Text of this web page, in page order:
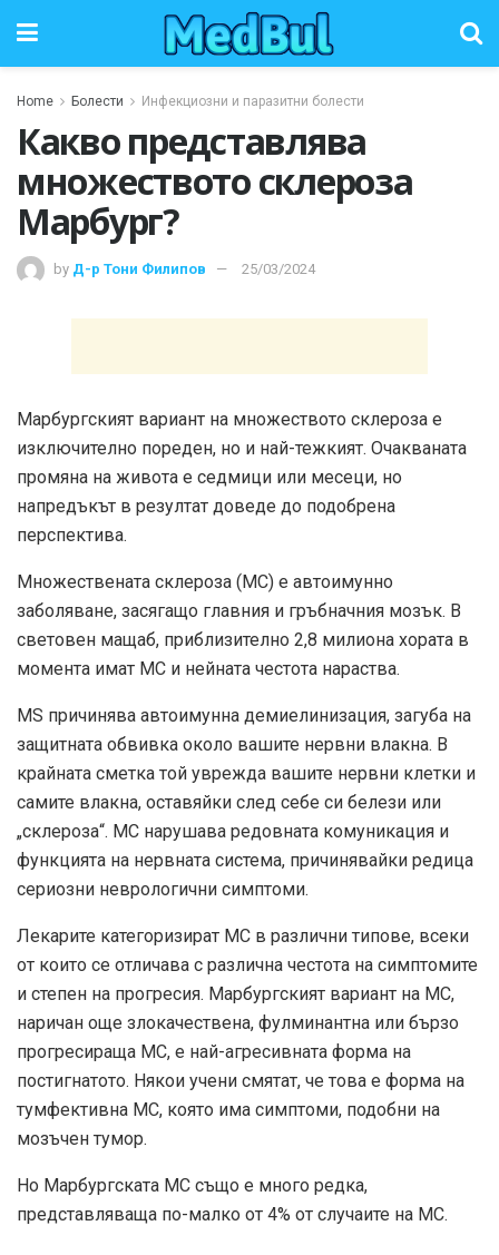
Home Болести Инфекциозни и паразитни болести
Какво представлява
множеството склероза
Марбург?
by Д-р Тони Филипов 25/03/2024
Марбургският вариант на множеството склероза е
изключително пореден, но и най-тежкият. Очакваната
промяна на живота е седмици или месеци, но
напредъкът в резултат доведе до подобрена
перспектива.
Множествената склероза (МС) е автоимунно
заболяване, засягащо главния и гръбначния мозък. В
световен мащаб, приблизително 2,8 милиона хората в
момента имат МС и нейната честота нараства.
MS причинява автоимунна демиелинизация, загуба на
защитната обвивка около вашите нервни влакна. В
крайната сметка той уврежда вашите нервни клетки и
самите влакна, оставяйки след себе си белези или
„склероза“. МС нарушава редовната комуникация и
функцията на нервната система, причинявайки редица
сериозни неврологични симптоми.
Лекарите категоризират МС в различни типове, всеки
от които се отличава с различна честота на симптомите
и степен на прогресия. Марбургският вариант на МС,
наричан още злокачествена, фулминантна или бързо
прогресираща МС, е най-агресивната форма на
постигнатото. Някои учени смятат, че това е форма на
тумфективна МС, която има симптоми, подобни на
мозъчен тумор.
Но Марбургската МС също е много редка,
представляваща по-малко от 4% от случаите на МС.